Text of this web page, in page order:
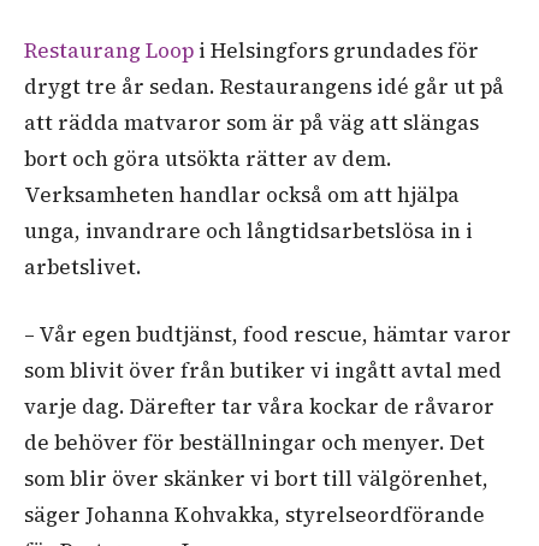
Restaurang Loop i Helsingfors grundades för
drygt tre år sedan. Restaurangens idé går ut på
att rädda matvaror som är på väg att slängas
bort och göra utsökta rätter av dem.
Verksamheten handlar också om att hjälpa
unga, invandrare och långtidsarbetslösa in i
arbetslivet.
– Vår egen budtjänst, food rescue, hämtar varor
som blivit över från butiker vi ingått avtal med
varje dag. Därefter tar våra kockar de råvaror
de behöver för beställningar och menyer. Det
som blir över skänker vi bort till välgörenhet,
säger Johanna Kohvakka, styrelseordförande